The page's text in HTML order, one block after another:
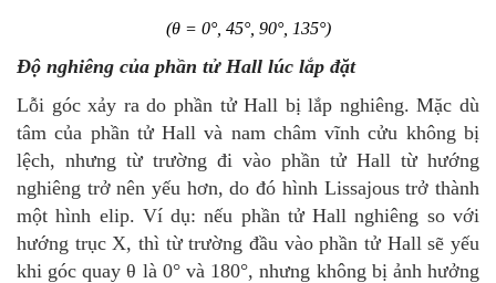
(θ = 0°, 45°, 90°, 135°)
Độ nghiêng của phần tử Hall lúc lắp đặt
Lỗi góc xảy ra do phần tử Hall bị lắp nghiêng. Mặc dù
tâm của phần tử Hall và nam châm vĩnh cửu không bị
lệch, nhưng từ trường đi vào phần tử Hall từ hướng
nghiêng trở nên yếu hơn, do đó hình Lissajous trở thành
một hình elip. Ví dụ: nếu phần tử Hall nghiêng so với
hướng trục X, thì từ trường đầu vào phần tử Hall sẽ yếu
khi góc quay θ là 0° và 180°, nhưng không bị ảnh hưởng